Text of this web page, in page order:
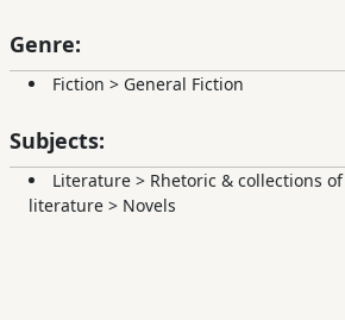
Genre:
Fiction > General Fiction
Subjects:
Literature > Rhetoric & collections of
literature > Novels